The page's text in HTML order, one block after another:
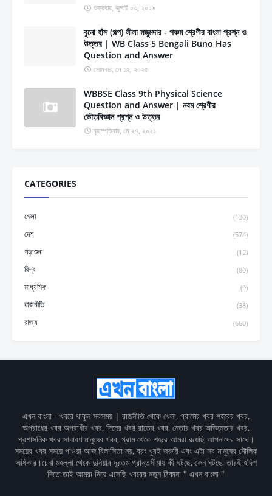
শুক্রবার, জুলাই ০৩, ২০২৬
বুনো হাঁস (গল্প) লীলা মজুমদার - পঞ্চম শ্রেণীর বাংলা প্রশ্ন ও
উত্তর | WB Class 5 Bengali Buno Has
Question and Answer
সোমবার, মে ১২, ২০২৫
WBBSE Class 9th Physical Science
Question and Answer | নবম শ্রেণীর
ভৌতবিজ্ঞান প্রশ্ন ও উত্তর
বৃহস্পতিবার, মে ২৭, ২০২১
CATEGORIES
খেলা (130)
দেশ (574)
পড়াশুনা (12)
বিশ্ব (80)
মাধ্যমিক (9)
রাজনীতি (38)
রাজ্য (660)
এখন বাংলা - খবরে থাকুন সবসময় | রাজনীতি থেকে খেলা, গ্রামের খবর শহরের খবর,
অপরাধের খবর অপরাধীর খবর, দিনের খবর রাতের খবর, নেতার খবর অভিনেতার খবর,
প্রশাসনিক খবর সাধারণ মানুষের খবর, গ্রাম থেকে শহরে আমরা রয়েছি আপনাদের সাথে।
সময়ের খবর সময়ে পাওয়া আজ বিলাসিতা নয়, বরং খুবই জরুরি এবং এটা সব মানুষের মৌলিক
অধিকার।চেনা মহল্লা থেকে দুনিয়ার দূরতম প্রান্তসীমায় কী ঘটছে, কেন ঘটছে, তারই হদিশ
দিতে তাই আমরা নিয়ে এসেছি খবরের নতুন ঠিকানা " এখন বাংলা "